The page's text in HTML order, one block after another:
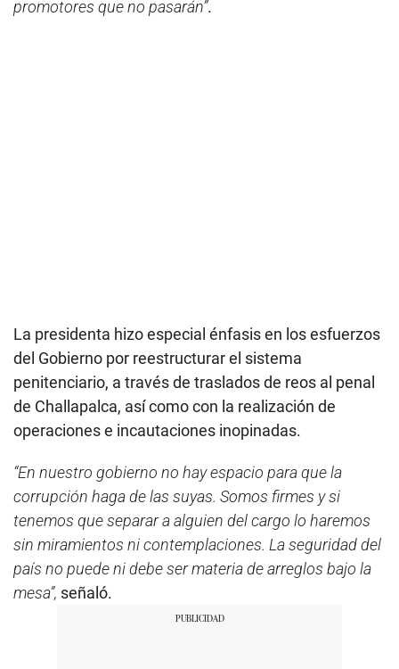
promotores que no pasarán”.
La presidenta hizo especial énfasis en los esfuerzos
del Gobierno por reestructurar el sistema
penitenciario, a través de traslados de reos al penal
de Challapalca, así como con la realización de
operaciones e incautaciones inopinadas.
“En nuestro gobierno no hay espacio para que la
corrupción haga de las suyas. Somos firmes y si
tenemos que separar a alguien del cargo lo haremos
sin miramientos ni contemplaciones. La seguridad del
país no puede ni debe ser materia de arreglos bajo la
mesa”, señaló.